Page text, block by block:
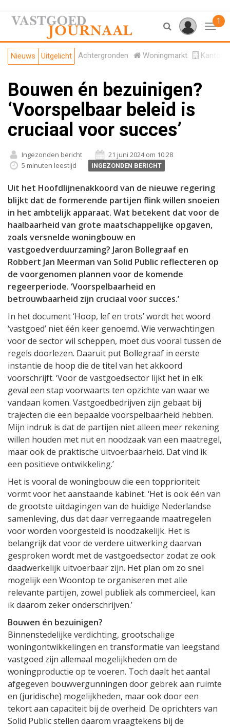
1
Nieuws Uitgelicht Achtergronden Woningmarkt
Bouwen én bezuinigen?
‘Voorspelbaar beleid is
cruciaal voor succes’
Ingezonden bericht
21 juni 2024 om 10:28
5 minuten leestijd
INGEZONDEN BERICHT
Uit het Hoofdlijnenakkoord van de nieuwe regering
blijkt dat de formerende partijen flink willen snoeien
in het ambtelijk apparaat. Wat betekent dat voor de
haalbaarheid van grote maatschappelijke opgaven,
zoals versnelde woningbouw en
vastgoedverduurzaming? Jaron Bollegraaf en
Robbert Jan Meerman van Solid Public reflecteren op
de voorgenomen plannen voor de komende
regeerperiode. ‘Voorspelbaarheid en
betrouwbaarheid zijn cruciaal voor succes.’
In het document ‘Hoop, lef en trots’ wordt het woord
‘vastgoed’ niet één keer genoemd. Wie verwachtingen
voor de sector wil scheppen, moet dus vooral tussen de
regels doorlezen. Daaruit put Bollegraaf in eerste
instantie de hoop die de titel van het akkoord
voorschrijft. ‘Voor de vastgoedsector lijkt het in elk
geval een stap voorwaarts ten opzichte van waar we
vandaan komen. Vastgoedbedrijven zijn gebaat bij
trajecten die een bepaalde voorspelbaarheid hebben.
Mijn indruk is dat de partijen niet alleen meer rekening
willen houden met nut en noodzaak van een maatregel,
maar ook de praktische uitvoerbaarheid. Dat vind ik
een positieve ontwikkeling.’
Het is vooral de woningbouw die een topprioriteit
vormt voor het aanstaande kabinet. ‘Het is ook één van
de grootste uitdagingen van de huidige Nederlandse
samenleving, dus dat daar verregaande maatregelen
voor worden voorgesteld is noodzakelijk. Het is
belangrijk dat voor de verdere uitwerking daarvan
gesproken wordt met de vastgoedsector zodat ze ook
daadwerkelijk uitvoerbaar zijn. Het plan om zo snel
mogelijk een Woontop te organiseren met alle
relevante partijen, zowel publiek als commercieel, kan
ik daarom zeker onderschrijven.’
Bouwen én bezuinigen?
Binnenstedelijke verdichting, grootschalige
woningontwikkelingen en transformatie van leegstand
vastgoed zijn allemaal mogelijkheden om de
woningproductie op te voeren. Toch daalt het aantal
afgegeven bouwvergunningen door gebrek aan ruimte
en (juridische) mogelijkheden, maar ook door een
tekort aan capaciteit bij de overheid. De oprichters van
Solid Public stellen daarom vraagtekens bij de